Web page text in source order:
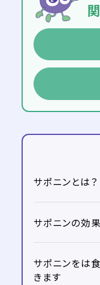
サポニンとは？
サポニンの効果
サポニンをは
きます